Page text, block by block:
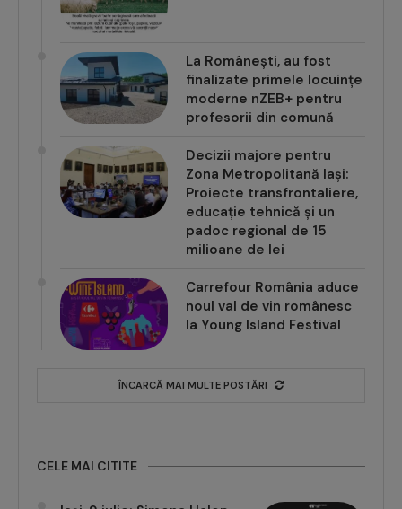
La Românești, au fost
finalizate primele locuințe
moderne nZEB+ pentru
Decizii majore pentru
Zona Metropolitană Iași:
Proiecte transfrontaliere,
educație tehnică și un
padoc regional de 15
Carrefour România aduce
noul val de vin românesc